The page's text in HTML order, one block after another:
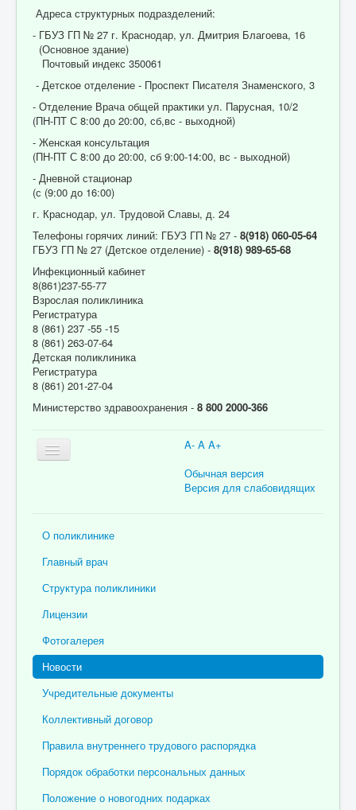
Адреса структурных подразделений:
- ГБУЗ ГП № 27 г. Краснодар, ул. Дмитрия Благоева, 16
(Основное здание)
Почтовый индекс 350061
- Детское отделение - Проспект Писателя Знаменского, 3
- Отделение Врача общей практики ул. Парусная, 10/2
(ПН-ПТ С 8:00 до 20:00, сб,вс - выходной)
- Женская консультация
(ПН-ПТ С 8:00 до 20:00, сб 9:00-14:00, вс - выходной)
- Дневной стационар
(с (9:00 до 16:00)
г. Краснодар, ул. Трудовой Славы, д. 24
Телефоны горячих линий: ГБУЗ ГП № 27 - 8(918) 060-05-64
ГБУЗ ГП № 27 (Детское отделение) - 8(918) 989-65-68
Инфекционный кабинет
8(861)237-55-77
Взрослая поликлиника
Регистратура
8 (861) 237 -55 -15
8 (861) 263-07-64
Детская поликлиника
Регистратура
8 (861) 201-27-04
Министерство здравоохранения - 8 800 2000-366
A- A A+
Обычная версия
Версия для слабовидящих
Врачи
Лекарственное обеспечение
Документы
Вакансии
Связаться с нами
О поликлинике
Главный врач
Структура поликлиники
Лицензии
Фотогалерея
Новости
Учредительные документы
Коллективный договор
Правила внутреннего трудового распорядка
Порядок обработки персональных данных
Положение о новогодних подарках